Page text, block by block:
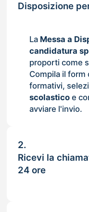
Disposizione
La Messa a
candidatura
proporti come
Compila il form
formativi,
scolasticoe
avviare l'invio.
2.
Ricevi la
24 ore